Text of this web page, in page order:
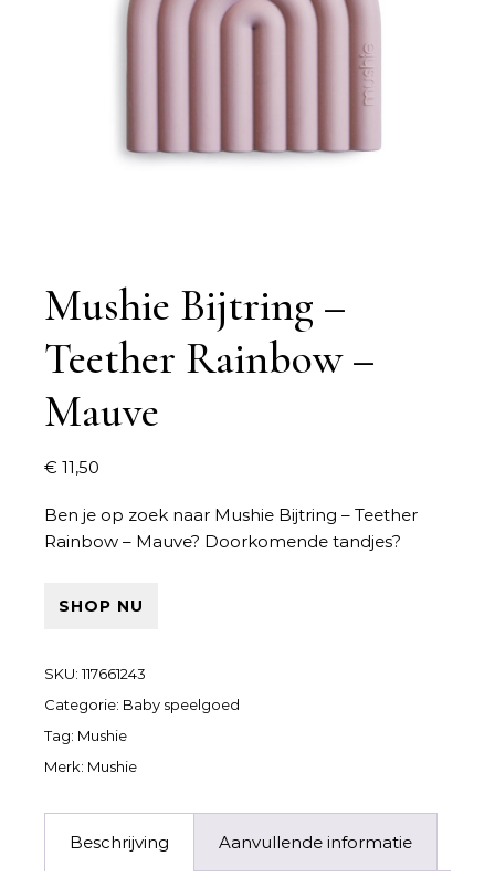
Mushie Bijtring –
Teether Rainbow –
Mauve
€ 11,50
Ben je op zoek naar Mushie Bijtring – Teether
Rainbow – Mauve? Doorkomende tandjes?
SHOP NU
SKU:117661243
Categorie: Baby speelgoed
Tag: Mushie
Merk: Mushie
Beschrijving Aanvullende informatie